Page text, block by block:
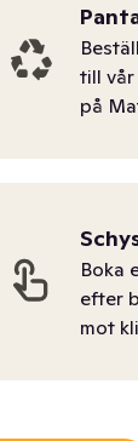
till
på
Boka
efter
mot